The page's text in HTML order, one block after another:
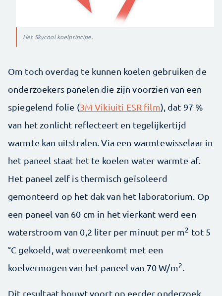
Het Skycool koelprincipe.
Om toch overdag te kunnen koelen gebruiken de
onderzoekers panelen die zijn voorzien van een
spiegelend folie (3M Vikiuiti ESR film), dat 97 %
van het zonlicht reflecteert en tegelijkertijd
warmte kan uitstralen. Via een warmtewisselaar in
het paneel staat het te koelen water warmte af.
Het paneel zelf is thermisch geïsoleerd
gemonteerd op het dak van het laboratorium. Op
een paneel van 60 cm in het vierkant werd een
waterstroom van 0,2 liter per minuut per m2 tot 5
°C gekoeld, wat overeenkomt met een
koelvermogen van het paneel van 70 W/m2.
Dit resultaat bouwt voort op eerder onderzoek,